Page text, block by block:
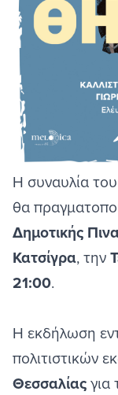
Η συναυλία του
θα
Δημοτικής
Κατσίγρα, την
21:00.
Η εκδήλωση
πολιτιστικών
Θεσσαλίαςγια